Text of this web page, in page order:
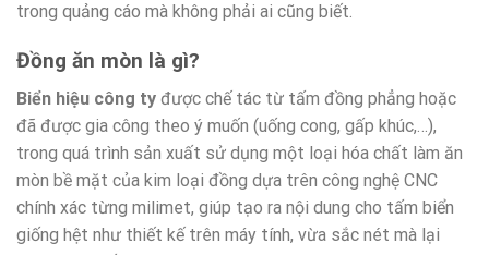
trong quảng cáo mà không phải ai cũng biết.
Đồng ăn mòn là gì?
Biển hiệu công ty được chế tác từ tấm đồng phẳng hoặc
đã được gia công theo ý muốn (uống cong, gấp khúc,…),
trong quá trình sản xuất sử dụng một loại hóa chất làm ăn
mòn bề mặt của kim loại đồng dựa trên công nghệ CNC
chính xác từng milimet, giúp tạo ra nội dung cho tấm biển
giống hệt như thiết kế trên máy tính, vừa sắc nét mà lại